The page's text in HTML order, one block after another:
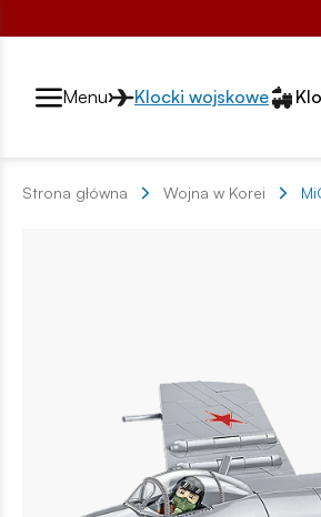
Przełącznik
Menu Klocki wojskowe
Strona główna Wojna w Korei